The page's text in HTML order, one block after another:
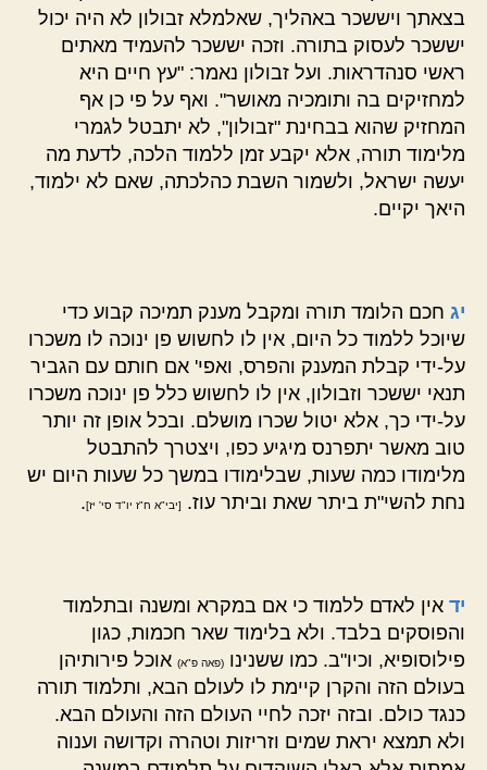
בצאתך ויששכר באהליך, שאלמלא זבולון לא היה יכול
יששכר לעסוק בתורה. וזכה יששכר להעמיד מאתים
ראשי סנהדראות. ועל זבולון נאמר: "עץ חיים היא
למחזיקים בה ותומכיה מאושר". ואף על פי כן אף
המחזיק שהוא בבחינת "זבולון", לא יתבטל לגמרי
מלימוד תורה, אלא יקבע זמן ללמוד הלכה, לדעת מה
יעשה ישראל, ולשמור השבת כהלכתה, שאם לא ילמוד,
היאך יקיים.
יג חכם הלומד תורה ומקבל מענק תמיכה קבוע כדי
שיוכל ללמוד כל היום, אין לו לחשוש פן ינוכה לו משכרו
על-ידי קבלת המענק והפרס, ואפי' אם חותם עם הגביר
תנאי יששכר וזבולון, אין לו לחשוש כלל פן ינוכה משכרו
על-ידי כך, אלא יטול שכרו מושלם. ובכל אופן זה יותר
טוב מאשר יתפרנס מיגיע כפו, ויצטרך להתבטל
מלימודו כמה שעות, שבלימודו במשך כל שעות היום יש
נחת להשי"ת ביתר שאת וביתר עוז.
[יבי"א ח"ז יו"ד סי' יז].
יד אין לאדם ללמוד כי אם במקרא ומשנה ובתלמוד
והפוסקים בלבד. ולא בלימוד שאר חכמות, כגון
פילוסופיא, וכיו"ב. כמו ששנינו (פאה פ"א) אוכל פירותיהן
בעולם הזה והקרן קיימת לו לעולם הבא, ותלמוד תורה
כנגד כולם. ובזה יזכה לחיי העולם הזה והעולם הבא.
ולא תמצא יראת שמים וזריזות וטהרה וקדושה וענוה